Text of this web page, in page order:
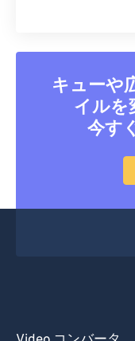
キューや
イルを
今す